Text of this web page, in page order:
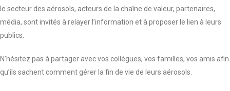
le secteur des aérosols, acteurs de la chaîne de valeur, partenaires,
média, sont invités à relayer l’information et à proposer le lien à leurs
publics.
N’hésitez pas à partager avec vos collègues, vos familles, vos amis afin
qu’ils sachent comment gérer la fin de vie de leurs aérosols.